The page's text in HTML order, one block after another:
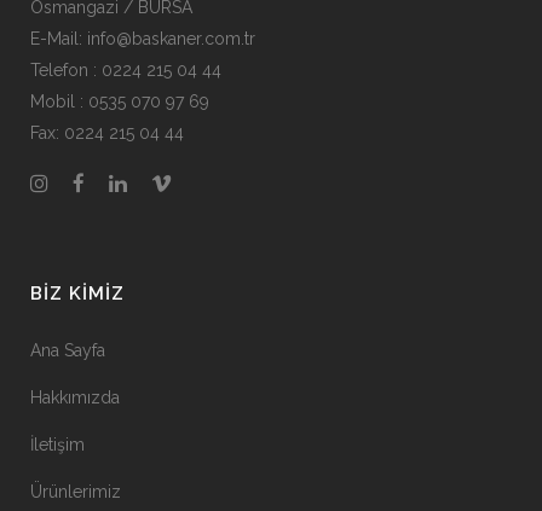
Osmangazi / BURSA
E-Mail: info@baskaner.com.tr
Telefon : 0224 215 04 44
Mobil : 0535 070 97 69
Fax: 0224 215 04 44
BIZ KIMIZ
Ana Sayfa
Hakkımızda
İletişim
Ürünlerimiz